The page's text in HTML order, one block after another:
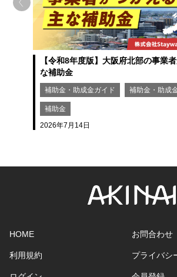
【令和8年度版】大阪府北部の事業
な補助金
補助金・助成金ガイド 補助金・助成
補助金
2026年7月14日
HOME お問合わせ
利用規約 プライバシ